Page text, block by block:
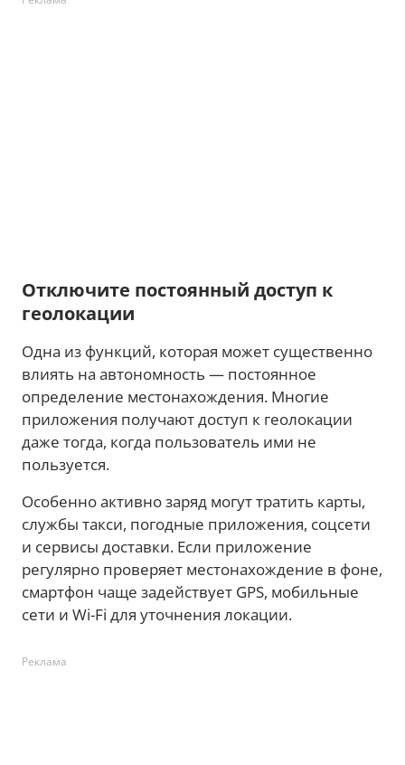
Отключите постоянный доступ к
геолокации
Одна из функций, которая может существенно
влиять на автономность — постоянное
определение местонахождения. Многие
приложения получают доступ к геолокации
даже тогда, когда пользователь ими не
пользуется.
Особенно активно заряд могут тратить карты,
службы такси, погодные приложения, соцсети
и сервисы доставки. Если приложение
регулярно проверяет местонахождение в фоне,
смартфон чаще задействует GPS, мобильные
сети и Wi-Fi для уточнения локации.
Реклама